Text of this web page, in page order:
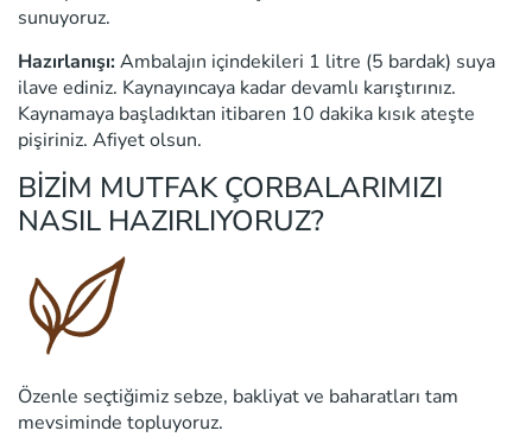
sunuyoruz.
Hazırlanışı:Ambalajın içindekileri 1 litre (5 bardak) suya
ilave ediniz. Kaynayıncaya kadar devamlı karıştırınız.
Kaynamaya başladıktan itibaren 10 dakika kısık ateşte
pişiriniz. Afiyet olsun.
BİZİM MUTFAK ÇORBALARIMIZI
NASIL HAZIRLIYORUZ?
Özenle seçtiğimiz sebze, bakliyat ve baharatları tam
mevsiminde topluyoruz.